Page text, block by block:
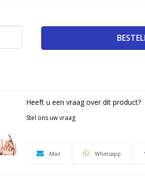
Heeft u een vraag over dit product?
Stel ons uw vraag
Mail Whatsapp